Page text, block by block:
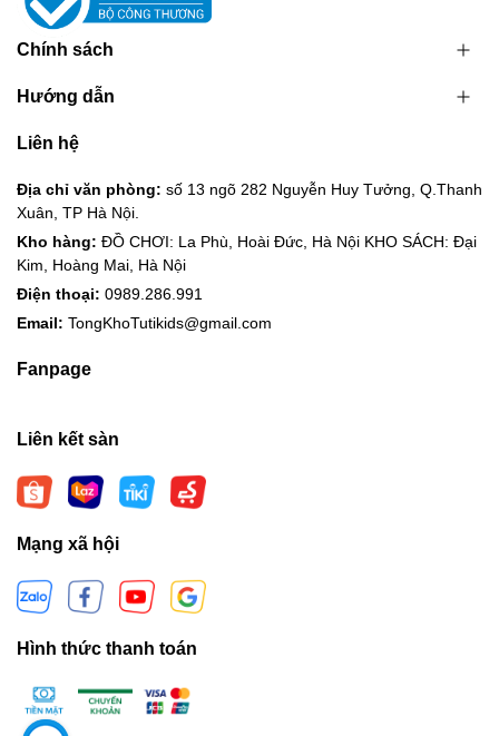
Chính sách
Hướng dẫn
Liên hệ
Địa chỉ văn phòng: số 13 ngõ 282 Nguyễn Huy Tưởng, Q.Thanh
Xuân, TP Hà Nội.
Kho hàng: ĐỒ CHƠI: La Phù, Hoài Đức, Hà Nội KHO SÁCH: Đại
Kim, Hoàng Mai, Hà Nội
Điện thoại: 0989.286.991
Email: TongKhoTutikids@gmail.com
Fanpage
Liên kết sàn
Mạng xã hội
Hình thức thanh toán